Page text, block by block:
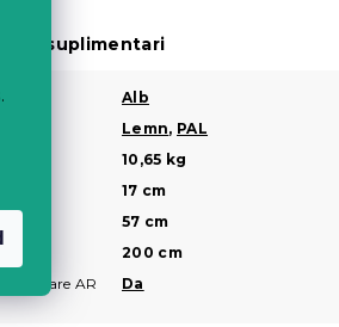
suplimentari
Alb
Lemn, PAL
10,65 kg
17 cm
57 cm
200 cm
Vizualizare AR Da